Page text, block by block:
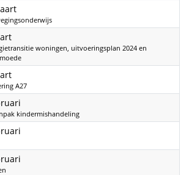
2024
2024
woningen, uitvoeringsplan 2024 en
2024
A27
kindermishandeling